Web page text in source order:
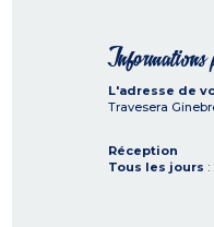
Informations
L'adresse de
Travesera
Réception
Tous les jours